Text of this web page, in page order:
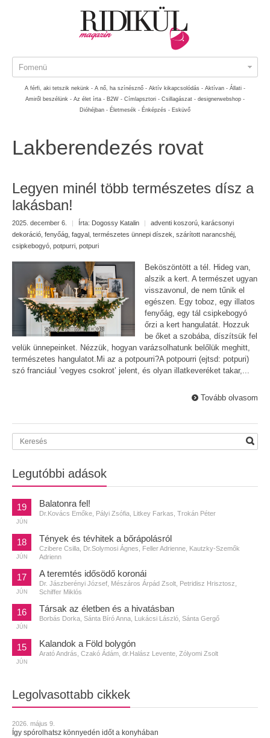
Fomenü
A férfi, aki tetszik nekünk - A nő, ha színésznő - Aktív kikapcsolódás - Aktívan - Állati -
Amiről beszélünk - Az élet írta - B2W - Címlapsztori - Csillagászat - designerwebshop -
Dióhéjban - Életmesék - Énképzés - Esküvő
Lakberendezés rovat
Legyen minél több természetes dísz a
lakásban!
2025. december 6. | Írta: Dogossy Katalin | adventi koszorú karácsonyi
dekoráció fenyőág fagyal természetes ünnepi díszek szárított narancshéj
csipkebogyó potpurri potpuri
Beköszöntött a tél. Hideg van,
alszik a kert. A természet ugyan
visszavonul, de nem tűnik el
egészen. Egy toboz, egy illatos
fenyőág, egy tál csipkebogyó
őrzi a kert hangulatát. Hozzuk
be őket a szobába, díszítsük fel
velük ünnepeinket. Nézzük, hogyan varázsolhatunk belőlük meghitt,
természetes hangulatot.Mi az a potpourri?A potpourri (ejtsd: potpuri)
szó franciául ’vegyes csokrot’ jelent, és olyan illatkeveréket takar,...
Tovább olvasom
Legutóbbi adások
19
JÚN
Balatonra fel!
Dr.Kovács Emőke, Pályi Zsófia, Litkey Farkas, Trokán Péter
18
JÚN
Tények és tévhitek a bőrápolásról
Czibere Csilla, Dr.Solymosi Ágnes, Feller Adrienne, Kautzky-Szemők
Adrienn
17
JÚN
A teremtés idősödő koronái
Dr. Jászberényi József, Mészáros Árpád Zsolt, Petridisz Hrisztosz,
Schiffer Miklós
16
JÚN
Társak az életben és a hivatásban
Borbás Dorka, Sánta Bíró Anna, Lukácsi László, Sánta Gergő
15
JÚN
Kalandok a Föld bolygón
Arató András, Czakó Ádám, dr.Halász Levente, Zólyomi Zsolt
Legolvasottabb cikkek
2026. május 9.
Így spórolhatsz könnyedén időt a konyhában